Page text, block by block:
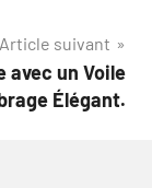
Article suivant
avec un Voile
Élégant.